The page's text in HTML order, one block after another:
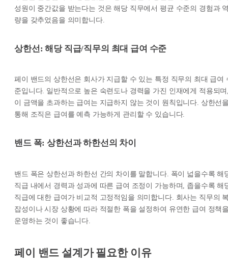
성원이 중간값을 받는다는 것은 해당 직무에서 평균 수준의 경험과
량을 갖추었음을 의미합니다.
상한선: 해당 직급/직무의 최대 급여 수준
페이 밴드의 상한선은 회사가 지급할 수 있는 특정 직무의 최대 급여
준입니다. 일반적으로 높은 숙련도나 경력을 가진 인재에게 적용되
이 금액을 초과하는 급여는 지급하지 않는 것이 원칙입니다. 상한선
통해 조직은 급여를 예측 가능하게 관리할 수 있습니다.
밴드 폭: 상한선과 하한선의 차이
밴드 폭은 상한선과 하한선 간의 차이를 말합니다. 폭이 넓을수록 해
직급 내에서 경력과 성과에 따른 급여 조정이 가능하며, 좁을수록 해
직급에 대한 급여가 비교적 고정적임을 의미합니다. 회사는 직무의
잡성이나 시장 상황에 따라 적절한 폭을 설정하여 유연한 급여 정책
운영하는 것이 좋습니다.
페이 밴드 설계가 필요한 이유